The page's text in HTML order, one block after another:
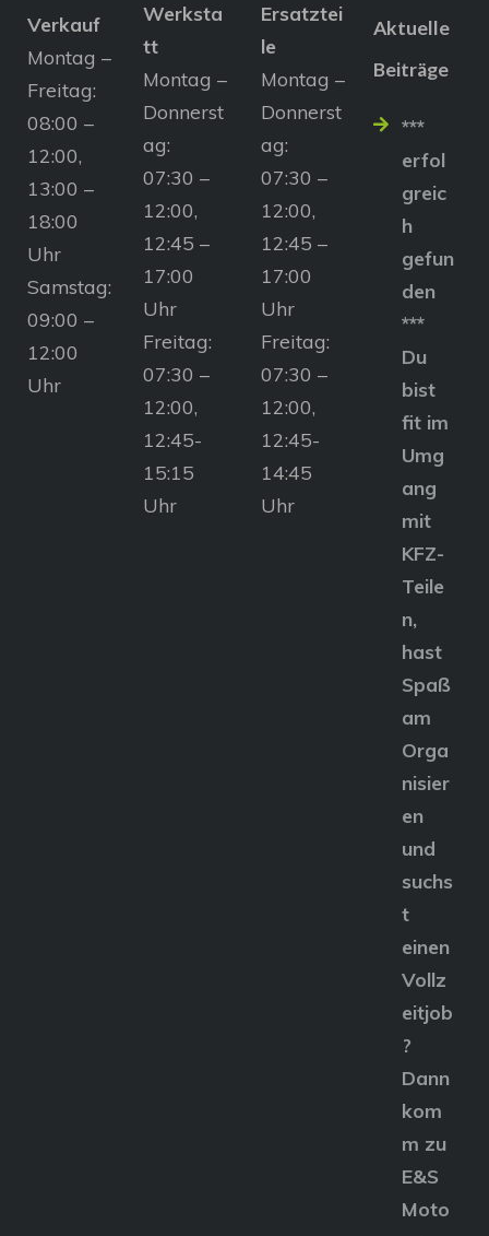
Verkauf
Montag –
Freitag:
08:00 –
12:00,
13:00 –
18:00
Uhr
Samstag:
09:00 –
12:00
Uhr
Werksta
tt
Montag –
Donnerst
ag:
07:30 –
12:00,
12:45 –
17:00
Uhr
Freitag:
07:30 –
12:00,
12:45-
15:15
Uhr
Ersatztei
le
Montag –
Donnerst
ag:
07:30 –
12:00,
12:45 –
17:00
Uhr
Freitag:
07:30 –
12:00,
12:45-
14:45
Uhr
Aktuelle
Beiträge
***
erfol
greic
h
gefun
den
***
Du
bist
fit im
Umg
ang
mit
KFZ-
Teile
n,
hast
Spaß
am
Orga
nisier
en
und
suchs
t
einen
Vollz
eitjob
?
Dann
kom
m zu
E&S
Moto